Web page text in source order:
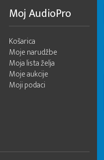
Moj AudioPro
Košarica
Moje narudžbe
Moja lista želja
Moje aukcije
Moji podaci